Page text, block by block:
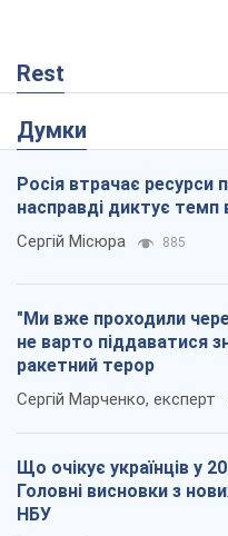
Rest
Думки
Росія втрачає ресурси
насправді диктує темп
Сергій Місюра 885
"Ми вже проходили
не варто піддаватися
ракетний терор
Сергій Марченко, експерт
Що очікує українців у
Головні висновки з
НБУ